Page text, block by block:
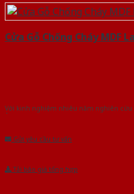
Cửa Gỗ Chống Cháy MDF
Với kinh nghiệm nhiêu năm nghiên
Gửi yêu cầu tư vấn
Tải báo giá tổng hợp